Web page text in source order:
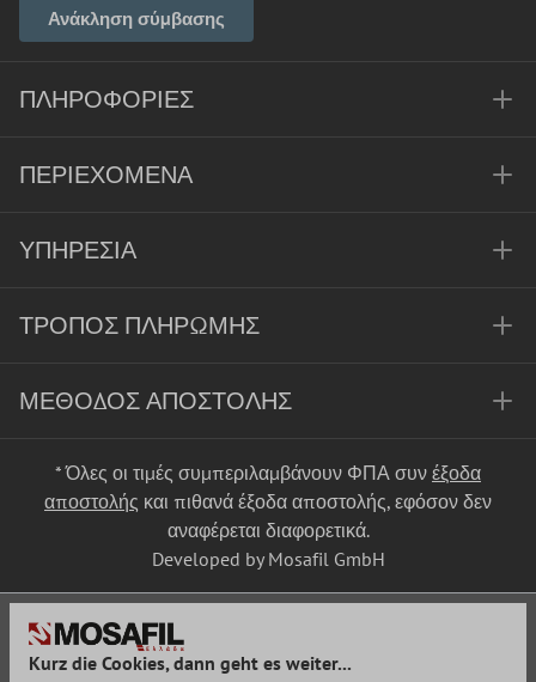
Ανάκληση σύμβασης
ΠΛΗΡΟΦΟΡΊΕΣ
ΠΕΡΙΕΧΌΜΕΝΑ
ΥΠΗΡΕΣΊΑ
ΤΡΌΠΟΣ ΠΛΗΡΩΜΉΣ
ΜΈΘΟΔΟΣ ΑΠΟΣΤΟΛΉΣ
* Όλες οι τιμές συμπεριλαμβάνουν ΦΠΑ συν έξοδα
αποστολής και πιθανά έξοδα αποστολής, εφόσον δεν
αναφέρεται διαφορετικά.
Developed by Mosafil GmbH
Kurz die Cookies, dann geht es weiter...